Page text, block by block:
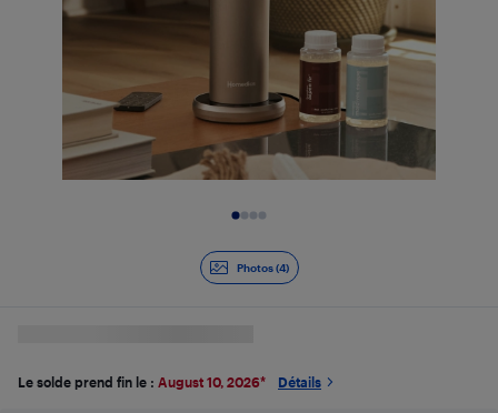
Photos (4)
Le solde prend fin le : August 10, 2026* Détails